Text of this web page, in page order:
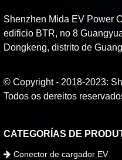
Shenzhen Mida EV Power
edificio BTR, no 8
Dongkeng, distrito de
© Copyright - 2018-2023:
Todos os dereitos
CATEGORÍAS DE
Conector de cargador EV